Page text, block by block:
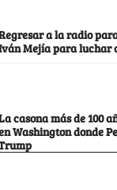
a la radio
Mejía para luchar
casona más de 100
Washington donde